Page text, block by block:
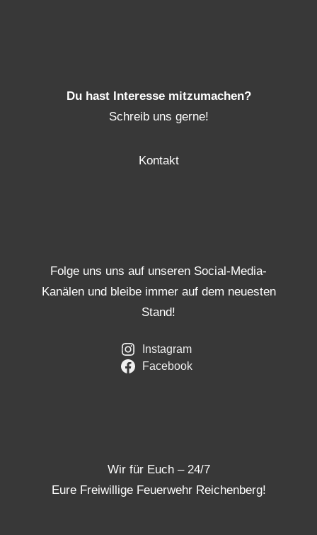
Du hast Interesse mitzumachen?
Schreib uns gerne!
Kontakt
Folge uns uns auf unseren Social-Media-
Kanälen und bleibe immer auf dem neuesten
Stand!
Instagram
Facebook
Wir für Euch – 24/7
Eure Freiwillige Feuerwehr Reichenberg!